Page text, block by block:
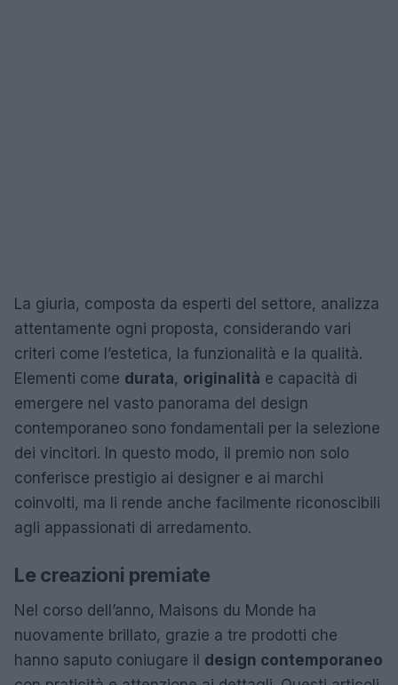
La giuria, composta da esperti del settore, analizza
attentamente ogni proposta, considerando vari
criteri come l’estetica, la funzionalità e la qualità.
Elementi come durata, originalità e capacità di
emergere nel vasto panorama del design
contemporaneo sono fondamentali per la selezione
dei vincitori. In questo modo, il premio non solo
conferisce prestigio ai designer e ai marchi
coinvolti, ma li rende anche facilmente riconoscibili
agli appassionati di arredamento.
Le creazioni premiate
Nel corso dell’anno, Maisons du Monde ha
nuovamente brillato, grazie a tre prodotti che
hanno saputo coniugare il design contemporaneo